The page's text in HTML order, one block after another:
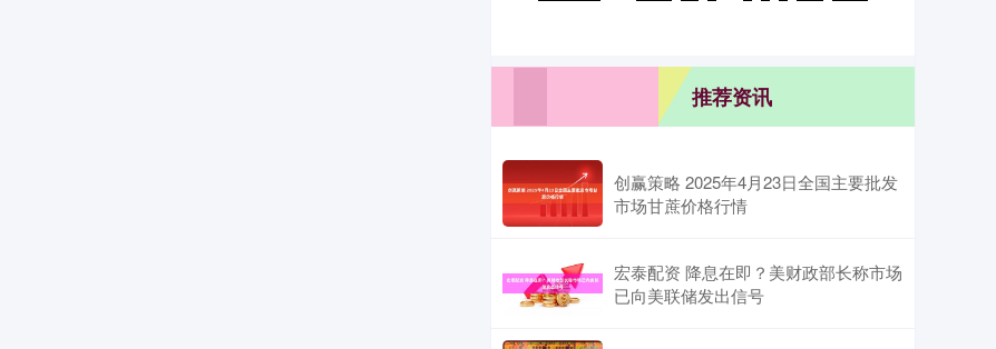
推荐资讯
创赢策略 2025年4月23日全国主要批发
市场甘蔗价格行情
宏泰配资 降息在即？美财政部长称市场
已向美联储发出信号